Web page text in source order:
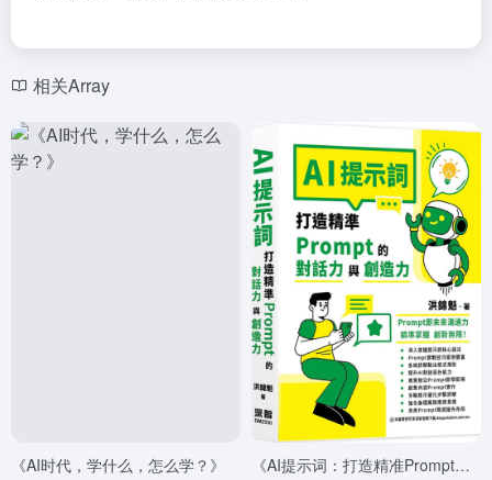
相关Array
《AI时代，学什么，怎么学？》 《AI提示词：打造精准Prompt的对话力与创造力》